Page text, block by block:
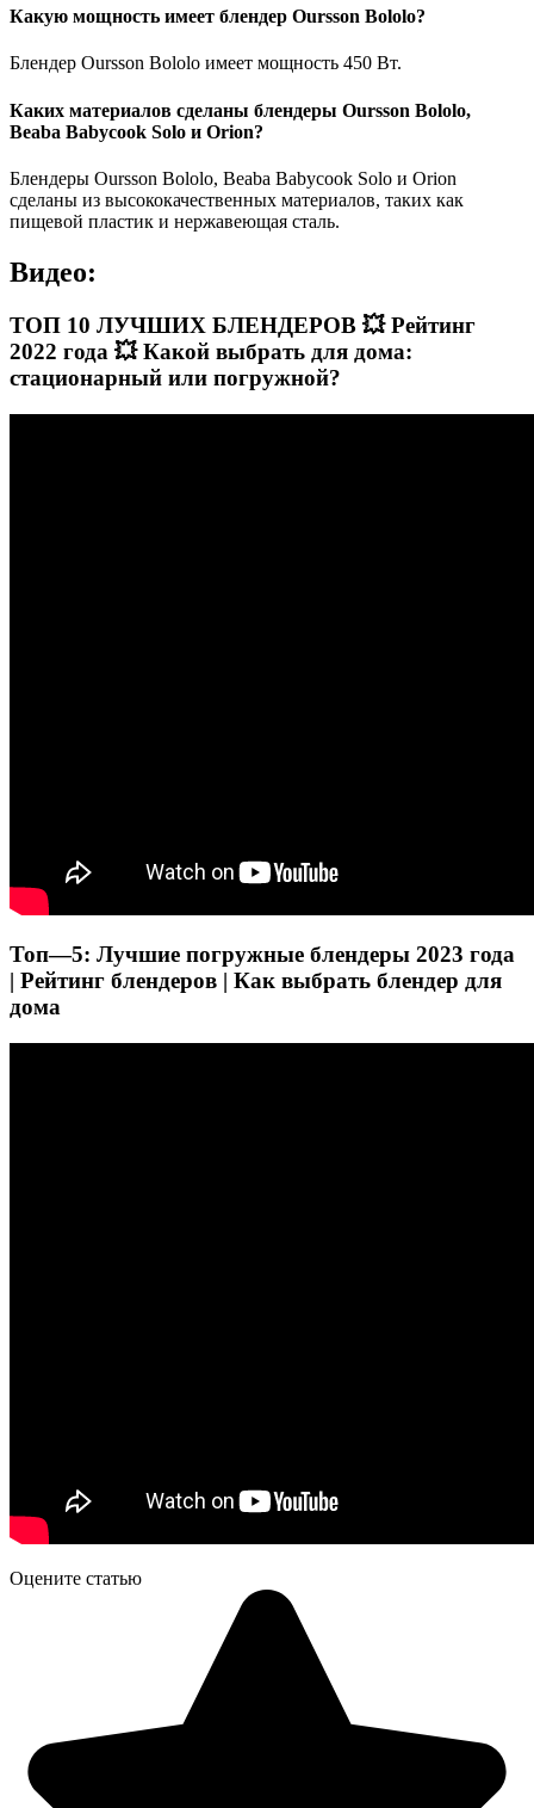
Какую мощность имеет блендер Oursson Bololo?
Блендер Oursson Bololo имеет мощность 450 Вт.
Каких материалов сделаны блендеры Oursson Bololo,
Beaba Babycook Solo и Orion?
Блендеры Oursson Bololo, Beaba Babycook Solo и Orion
сделаны из высококачественных материалов, таких как
пищевой пластик и нержавеющая сталь.
Видео:
ТОП 10 ЛУЧШИХ БЛЕНДЕРОВ 💥 Рейтинг
2022 года 💥 Какой выбрать для дома:
стационарный или погружной?
Топ—5: Лучшие погружные блендеры 2023 года
| Рейтинг блендеров | Как выбрать блендер для
дома
Оцените статью